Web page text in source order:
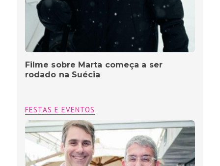
Filme sobre Marta começa a ser
rodado na Suécia
FESTAS E EVENTOS